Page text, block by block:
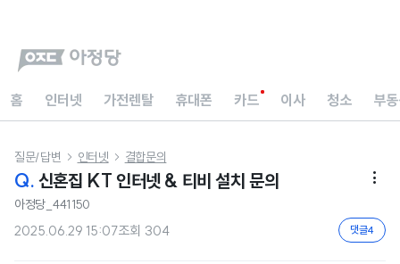
홈 인터넷 가전렌탈 휴대폰 카드 이사 청소 부
질문/답변  인터넷  결합문의
Q. 신혼집 KT 인터넷 & 티비 설치 문의 
아정당_441150
2025.06.29 15:07조회 304 댓글4